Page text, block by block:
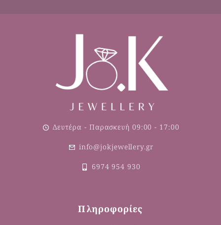
Δευτέρα - Παρασκευή 09:00 - 17:00
info@jokjewellery.gr
6974 954 930
Πληροφορίες